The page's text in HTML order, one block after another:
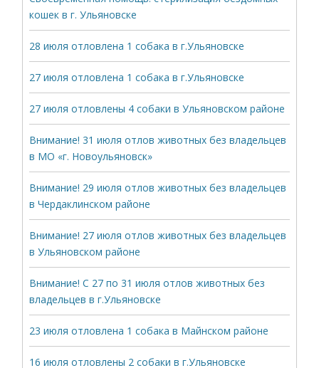
кошек в г. Ульяновске
28 июля отловлена 1 собака в г.Ульяновске
27 июля отловлена 1 собака в г.Ульяновске
27 июля отловлены 4 собаки в Ульяновском районе
Внимание! 31 июля отлов животных без владельцев
в МО «г. Новоульяновск»
Внимание! 29 июля отлов животных без владельцев
в Чердаклинском районе
Внимание! 27 июля отлов животных без владельцев
в Ульяновском районе
Внимание! С 27 по 31 июля отлов животных без
владельцев в г.Ульяновске
23 июля отловлена 1 собака в Майнском районе
16 июля отловлены 2 собаки в г.Ульяновске